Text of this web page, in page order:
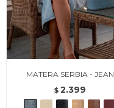
MATERA SERBIA - JEAN
$ 2.399